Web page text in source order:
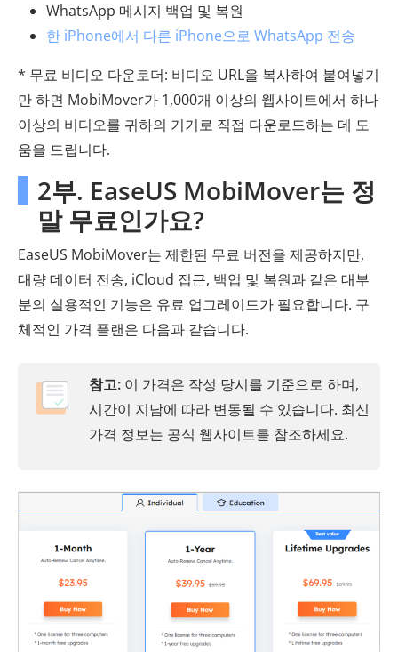
WhatsApp 메시지 백업 및 복원
한 iPhone에서 다른 iPhone으로 WhatsApp 전송
* 무료 비디오 다운로더: 비디오 URL을 복사하여 붙여넣기
만 하면 MobiMover가 1,000개 이상의 웹사이트에서 하나
이상의 비디오를 귀하의 기기로 직접 다운로드하는 데 도
움을 드립니다.
2부. EaseUS MobiMover는 정
말 무료인가요?
EaseUS MobiMover는 제한된 무료 버전을 제공하지만,
대량 데이터 전송, iCloud 접근, 백업 및 복원과 같은 대부
분의 실용적인 기능은 유료 업그레이드가 필요합니다. 구
체적인 가격 플랜은 다음과 같습니다.
참고: 이 가격은 작성 당시를 기준으로 하며,
시간이 지남에 따라 변동될 수 있습니다. 최신
가격 정보는 공식 웹사이트를 참조하세요.